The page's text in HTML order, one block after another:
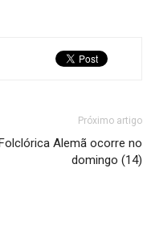
Próximo artigo
Alemã ocorre no
domingo (14)